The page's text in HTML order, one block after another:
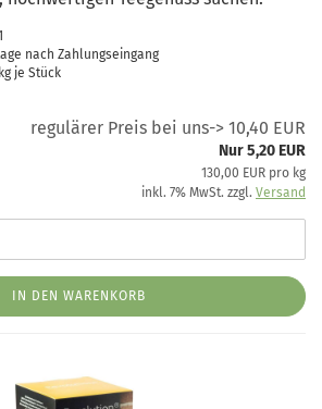
nach Zahlungseingang
kg je Stück
regulärer Preis bei uns-> 10,40 EUR
Nur 5,20 EUR
130,00 EUR pro kg
inkl. 7% MwSt. zzgl. Versand
IN DEN WARENKORB